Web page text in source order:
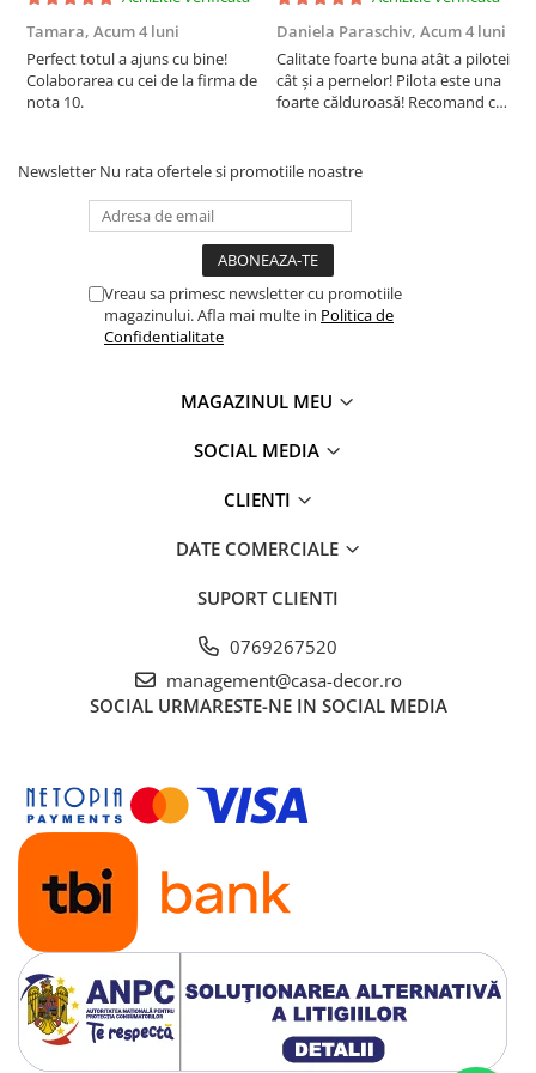
Tamara, Acum 4 luni
Perfect totul a ajuns cu bine!
Colaborarea cu cei de la firma de
nota 10.
Daniela Paraschiv, Acum 4 luni
Calitate foarte buna atât a pilotei
cât și a pernelor! Pilota este una
foarte călduroasă! Recomand cu
Newsletter Nu rata ofertele si promotiile noastre
Vreau sa primesc newsletter cu promotiile
magazinului. Afla mai multe in Politica de
Confidentialitate
MAGAZINUL MEU
SOCIAL MEDIA
CLIENTI
DATE COMERCIALE
SUPORT CLIENTI
0769267520
management@casa-decor.ro
SOCIAL URMARESTE-NE IN SOCIAL MEDIA